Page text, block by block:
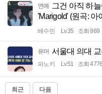
연예
그건 아직 하
'Marigold' (원곡: 아
배수민 Lv.35 조회 869
유머 서울대 의대
파노키 Lv.51 조회 4776
최근 다음